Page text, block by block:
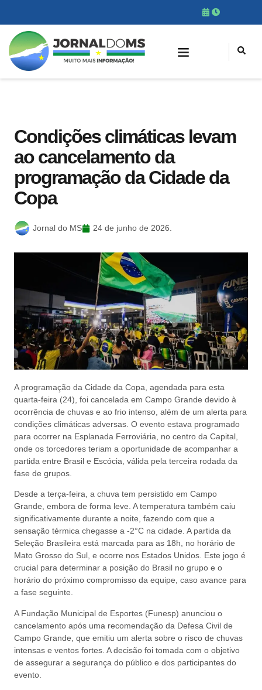
Condições climáticas levam
ao cancelamento da
programação da Cidade da
Copa
Jornal do MS 24 de junho de 2026.
A programação da Cidade da Copa, agendada para esta
quarta-feira (24), foi cancelada em Campo Grande devido à
ocorrência de chuvas e ao frio intenso, além de um alerta para
condições climáticas adversas. O evento estava programado
para ocorrer na Esplanada Ferroviária, no centro da Capital,
onde os torcedores teriam a oportunidade de acompanhar a
partida entre Brasil e Escócia, válida pela terceira rodada da
fase de grupos.
Desde a terça-feira, a chuva tem persistido em Campo
Grande, embora de forma leve. A temperatura também caiu
significativamente durante a noite, fazendo com que a
sensação térmica chegasse a -2°C na cidade. A partida da
Seleção Brasileira está marcada para as 18h, no horário de
Mato Grosso do Sul, e ocorre nos Estados Unidos. Este jogo é
crucial para determinar a posição do Brasil no grupo e o
horário do próximo compromisso da equipe, caso avance para
a fase seguinte.
A Fundação Municipal de Esportes (Funesp) anunciou o
cancelamento após uma recomendação da Defesa Civil de
Campo Grande, que emitiu um alerta sobre o risco de chuvas
intensas e ventos fortes. A decisão foi tomada com o objetivo
de assegurar a segurança do público e dos participantes do
evento.